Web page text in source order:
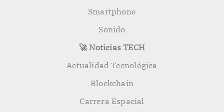
Smartphone
Sonido
🚀 Noticias TECH
Actualidad Tecnológica
Blockchain
Carrera Espacial